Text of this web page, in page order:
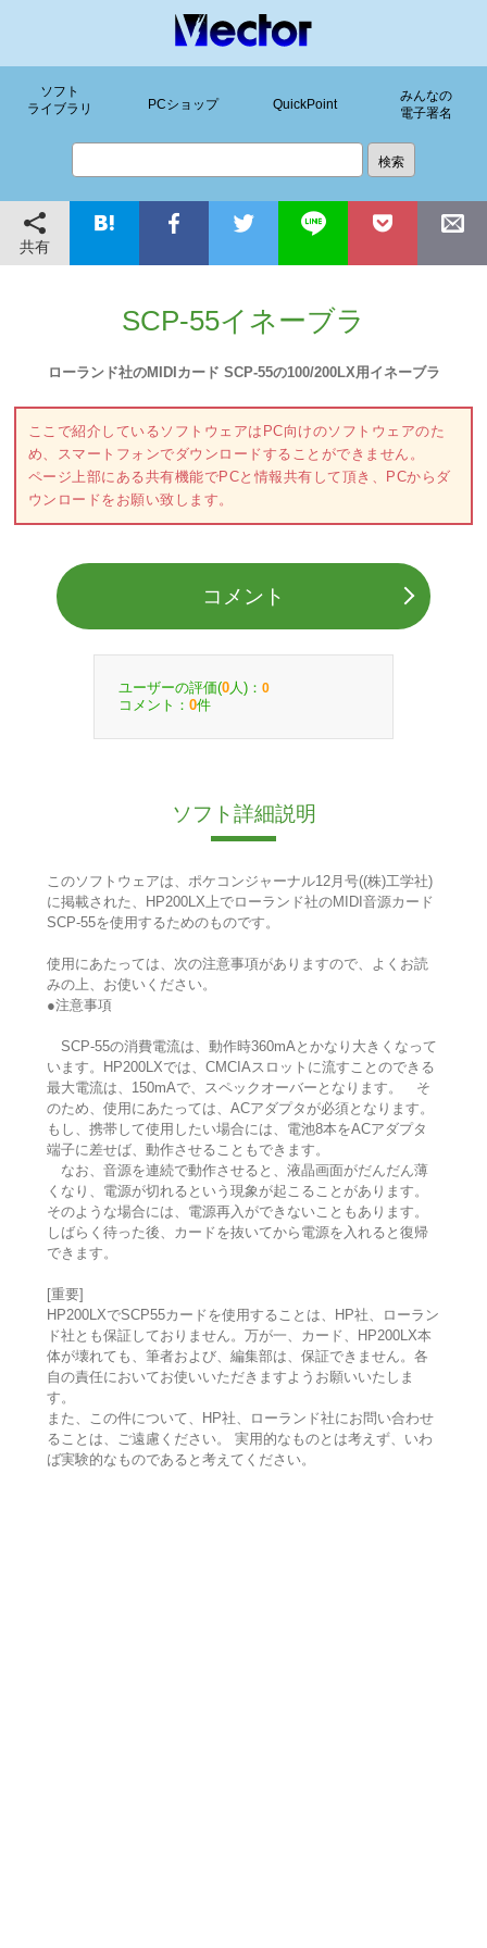
ソフト
ライブラリ
PCショップ QuickPoint
みんなの
電子署名
共有
SCP-55イネーブラ
ローランド社のMIDIカード SCP-55の100/200LX用イネーブラ
ここで紹介しているソフトウェアはPC向けのソフトウェアのた
め、スマートフォンでダウンロードすることができません。
ページ上部にある共有機能でPCと情報共有して頂き、PCからダ
ウンロードをお願い致します。
コメント
ユーザーの評価(0 人)： 0
コメント： 0件
ソフト詳細説明
このソフトウェアは、ポケコンジャーナル12月号((株)工学社)
に掲載された、HP200LX上でローランド社のMIDI音源カード
SCP-55を使用するためのものです。
使用にあたっては、次の注意事項がありますので、よくお読
みの上、お使いください。
●注意事項
SCP-55の消費電流は、動作時360mAとかなり大きくなって
います。HP200LXでは、CMCIAスロットに流すことのできる
最大電流は、150mAで、スペックオーバーとなります。 そ
のため、使用にあたっては、ACアダプタが必須となります。
もし、携帯して使用したい場合には、電池8本をACアダプタ
端子に差せば、動作させることもできます。
なお、音源を連続で動作させると、液晶画面がだんだん薄
くなり、電源が切れるという現象が起こることがあります。
そのような場合には、電源再入ができないこともあります。
しばらく待った後、カードを抜いてから電源を入れると復帰
できます。
[重要]
HP200LXでSCP55カードを使用することは、HP社、ローラン
ド社とも保証しておりません。万が一、カード、HP200LX本
体が壊れても、筆者および、編集部は、保証できません。各
自の責任においてお使いいただきますようお願いいたしま
す。
また、この件について、HP社、ローランド社にお問い合わせ
ることは、ご遠慮ください。 実用的なものとは考えず、いわ
ば実験的なものであると考えてください。